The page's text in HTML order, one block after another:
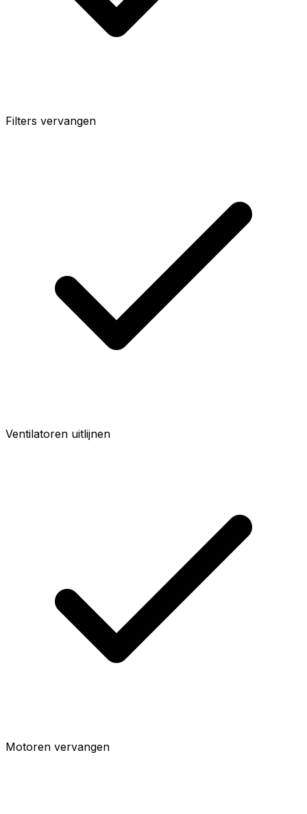
Filters vervangen
Ventilatoren uitlijnen
Motoren vervangen